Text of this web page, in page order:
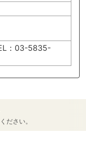
：03-5835-
ださい。